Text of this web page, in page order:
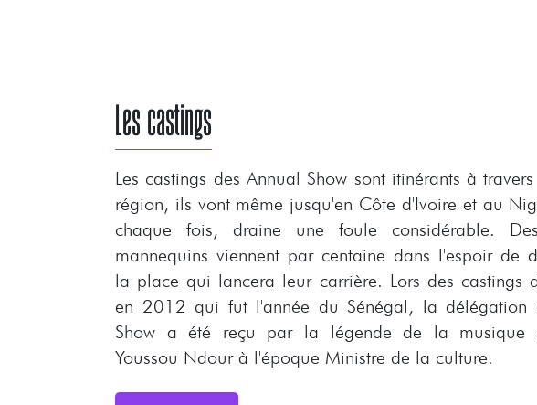
Les castings
Les castings des Annual Show sont itinérants à
région, ils vont même jusqu'en Côte d'Ivoire et au
chaque fois, draine une foule considérable.
mannequins viennent par centaine dans l'espoir de
la place qui lancera leur carrière. Lors des castings
en 2012 qui fut l'année du Sénégal, la délégation
Show a été reçu par la légende de la musique
Youssou Ndour à l'époque Ministre de la culture.